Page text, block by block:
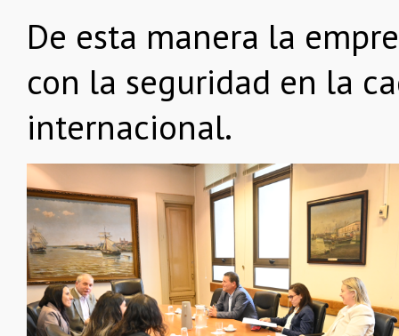
De esta manera la
con la seguridad en la
internacional.